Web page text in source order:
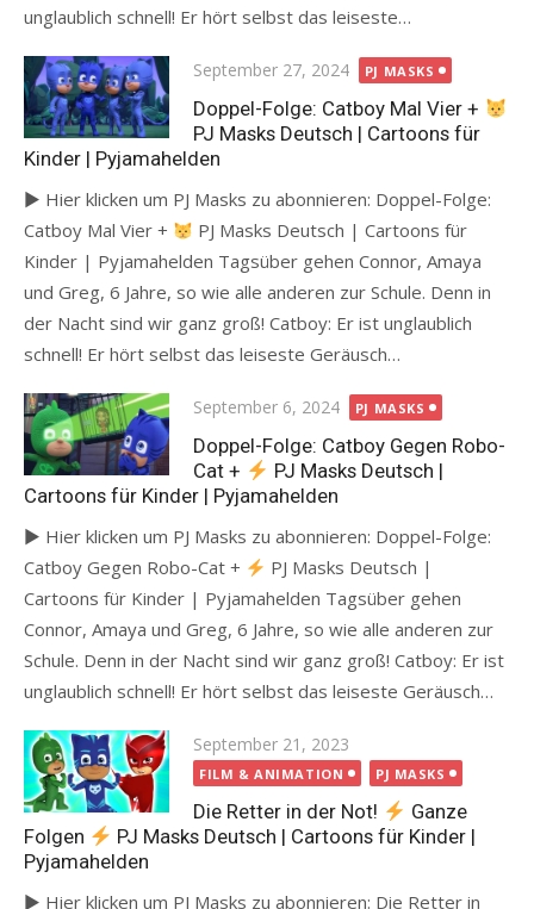
unglaublich schnell! Er hört selbst das leiseste…
Posted
on
September 27, 2024 PJ MASKS
Doppel-Folge: Catboy Mal Vier +
PJ Masks Deutsch | Cartoons für
Kinder | Pyjamahelden
► Hier klicken um PJ Masks zu abonnieren: Doppel-Folge:
Catboy Mal Vier +
PJ Masks Deutsch | Cartoons für
Kinder | Pyjamahelden Tagsüber gehen Connor, Amaya
und Greg, 6 Jahre, so wie alle anderen zur Schule. Denn in
der Nacht sind wir ganz groß! Catboy: Er ist unglaublich
schnell! Er hört selbst das leiseste Geräusch…
Posted
on
September 6, 2024 PJ MASKS
Doppel-Folge: Catboy Gegen Robo-
Cat +
PJ Masks Deutsch |
Cartoons für Kinder | Pyjamahelden
► Hier klicken um PJ Masks zu abonnieren: Doppel-Folge:
Catboy Gegen Robo-Cat +
PJ Masks Deutsch |
Cartoons für Kinder | Pyjamahelden Tagsüber gehen
Connor, Amaya und Greg, 6 Jahre, so wie alle anderen zur
Schule. Denn in der Nacht sind wir ganz groß! Catboy: Er ist
unglaublich schnell! Er hört selbst das leiseste Geräusch…
Posted
on
September 21, 2023
FILM & ANIMATION PJ MASKS
Die Retter in der Not!
Ganze
Folgen
PJ Masks Deutsch | Cartoons für Kinder |
Pyjamahelden
► Hier klicken um PJ Masks zu abonnieren: Die Retter in